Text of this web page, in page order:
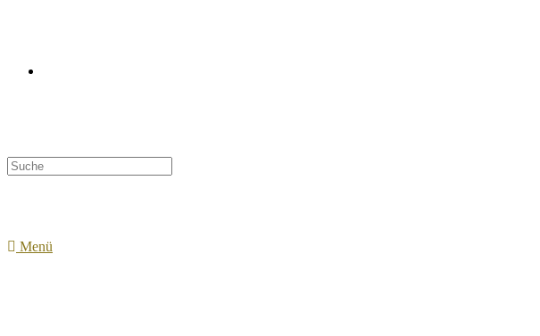
Suche
nach:
Menü